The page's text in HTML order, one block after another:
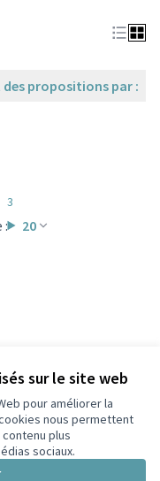
sur le site web
pour améliorer la
nous permettent
plus
sociaux.
des propositions par :
: 20
3